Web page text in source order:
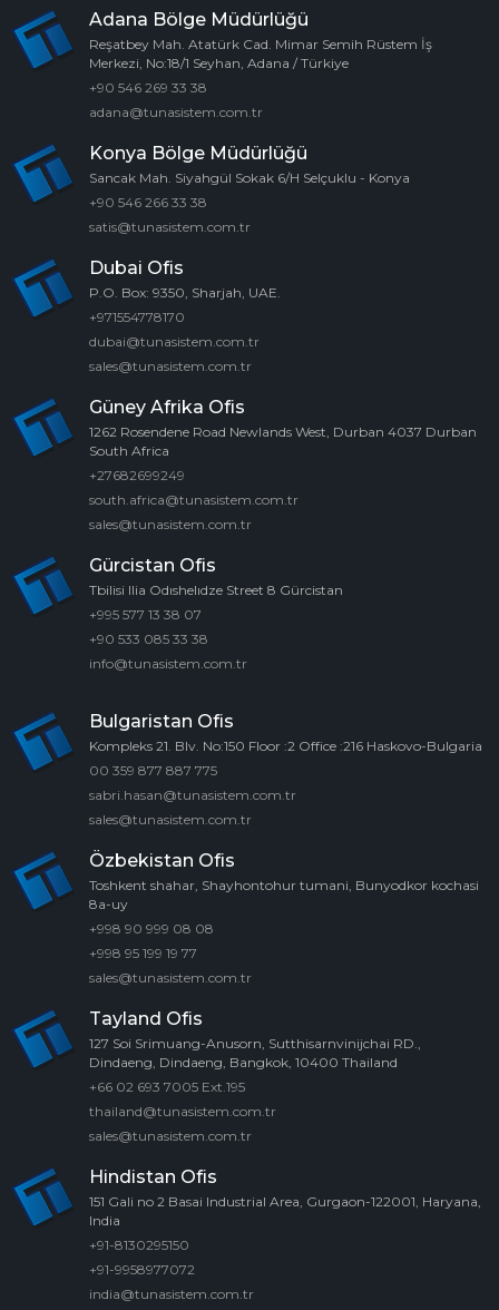
Adana Bölge Müdürlüğü
Reşatbey Mah. Atatürk Cad. Mimar Semih Rüstem İş
Merkezi, No:18/1 Seyhan, Adana / Türkiye
+90 546 269 33 38
adana@tunasistem.com.tr
Konya Bölge Müdürlüğü
Sancak Mah. Siyahgül Sokak 6/H Selçuklu - Konya
+90 546 266 33 38
satis@tunasistem.com.tr
Dubai Ofis
P.O. Box: 9350, Sharjah, UAE.
+971554778170
dubai@tunasistem.com.tr
sales@tunasistem.com.tr
Güney Afrika Ofis
1262 Rosendene Road Newlands West, Durban 4037 Durban
South Africa
+27682699249
south.africa@tunasistem.com.tr
sales@tunasistem.com.tr
Gürcistan Ofis
Tbilisi Ilia Odıshelıdze Street 8 Gürcistan
+995 577 13 38 07
+90 533 085 33 38
info@tunasistem.com.tr
Bulgaristan Ofis
Kompleks 21. Blv. No:150 Floor :2 Office :216 Haskovo-Bulgaria
00 359 877 887 775
sabri.hasan@tunasistem.com.tr
sales@tunasistem.com.tr
Özbekistan Ofis
Toshkent shahar, Shayhontohur tumani, Bunyodkor kochasi
8a-uy
+998 90 999 08 08
+998 95 199 19 77
sales@tunasistem.com.tr
Tayland Ofis
127 Soi Srimuang-Anusorn, Sutthisarnvinijchai RD.,
Dindaeng, Dindaeng, Bangkok, 10400 Thailand
+66 02 693 7005 Ext.195
thailand@tunasistem.com.tr
sales@tunasistem.com.tr
Hindistan Ofis
151 Gali no 2 Basai Industrial Area, Gurgaon-122001, Haryana,
India
+91-8130295150
+91-9958977072
india@tunasistem.com.tr